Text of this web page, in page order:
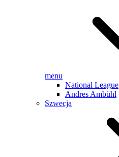
menu
National League
Andres Ambühl
Szwecja